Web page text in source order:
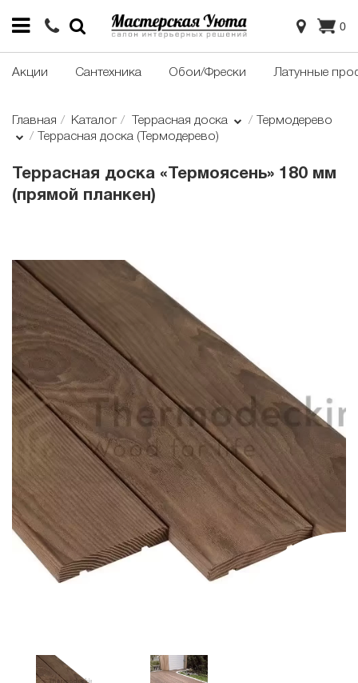
0
Акции Сантехника Обои/Фрески Латунные
Главная Каталог Террасная доска
Термодерево
Террасная доска (Термодерево)
Террасная доска «Термоясень» 180 мм
(прямой планкен)